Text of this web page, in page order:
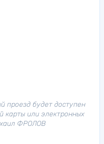
проезд будет доступен
карты или электронных
ФРОЛОВ